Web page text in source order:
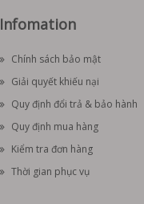
Infomation
Chính sách bảo mật
Giải quyết khiếu nại
Quy định đổi trả & bảo hành
Quy định mua hàng
Kiểm tra đơn hàng
Thời gian phục vụ